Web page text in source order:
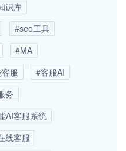
识库
#seo工具
#MA
服
#客服AI
务
AI客服系统
线客服